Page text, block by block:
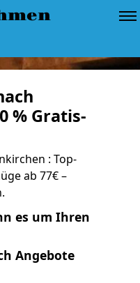
% Gratis-
: Top-
ab 77€ –
es um Ihren
Angebote